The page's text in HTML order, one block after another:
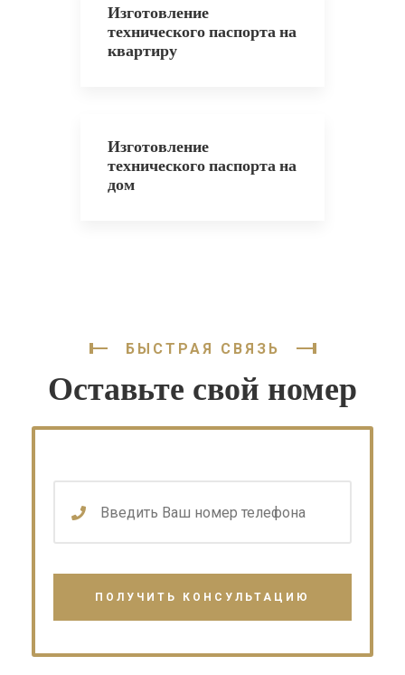
Изготовление
технического паспорта на
квартиру
Изготовление
технического паспорта на
дом
БЫСТРАЯ СВЯЗЬ
Оставьте свой номер